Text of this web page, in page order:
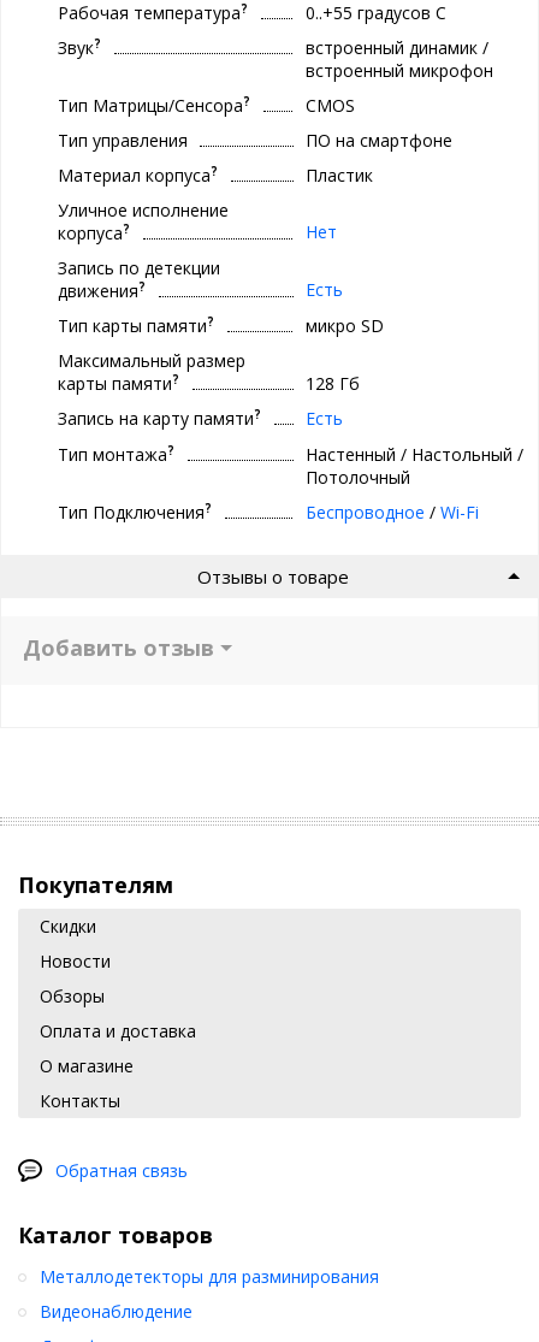
Рабочая температура?
0..+55 градуcов С
Звук?
встроенный динамик /
встроенный микрофон
Тип Матрицы/Сенсора?
CMOS
Тип управления
ПО на смартфоне
Материал корпуса?
Пластик
Уличное исполнение
корпуса?
Нет
Запись по детекции
движения?
Есть
Тип карты памяти?
микро SD
Максимальный размер
карты памяти?
128 Гб
Запись на карту памяти?
Есть
Тип монтажа?
Настенный / Настольный /
Потолочный
Тип Подключения? Беспроводное / Wi-Fi
Отзывы о товаре
Добавить отзыв
Покупателям
Скидки
Новости
Обзоры
Оплата и доставка
О магазине
Контакты
Обратная связь
Каталог товаров
Металлодетекторы для разминирования
Видеонаблюдение